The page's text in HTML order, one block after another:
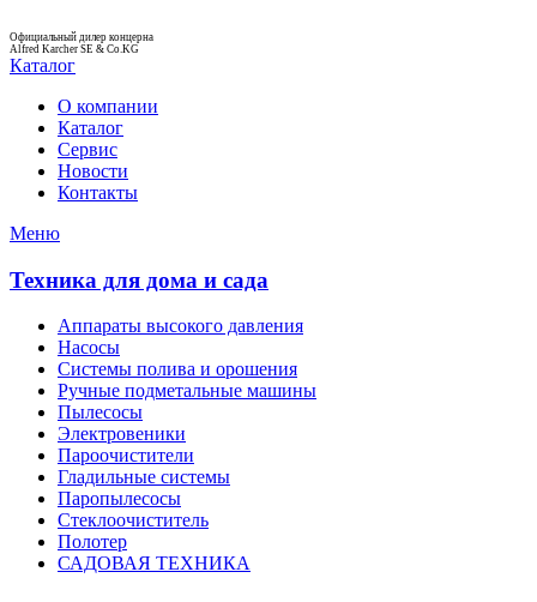
Официальный дилер концерна
Alfred Karcher SE & Co.KG
Каталог
О компании
Каталог
Сервис
Новости
Контакты
Меню
Техника для дома и сада
Аппараты высокого давления
Насосы
Системы полива и орошения
Ручные подметальные машины
Пылесосы
Электровеники
Пароочистители
Гладильные системы
Паропылесосы
Стеклоочиститель
Полотер
САДОВАЯ ТЕХНИКА